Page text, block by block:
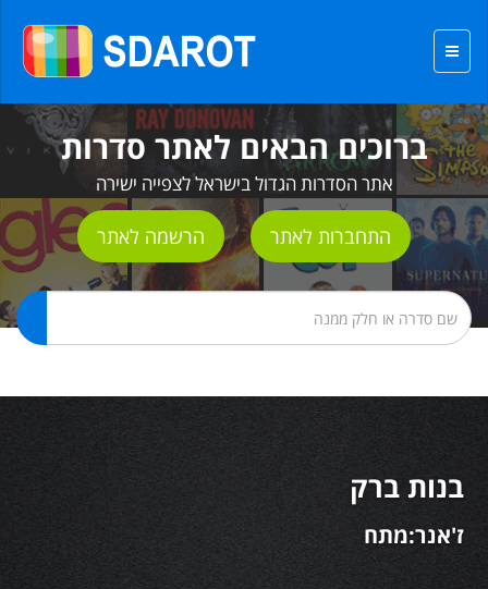
ברוכים הבאים לאתר סדרות
אתר הסדרות הגדול בישראל לצפייה ישירה
התחברות לאתר הרשמה לאתר
בנות ברק
ז'אנר:מתח